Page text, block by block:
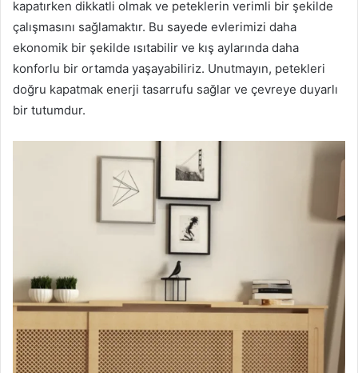
kapatırken dikkatli olmak ve peteklerin verimli bir şekilde
çalışmasını sağlamaktır. Bu sayede evlerimizi daha
ekonomik bir şekilde ısıtabilir ve kış aylarında daha
konforlu bir ortamda yaşayabiliriz. Unutmayın, petekleri
doğru kapatmak enerji tasarrufu sağlar ve çevreye duyarlı
bir tutumdur.